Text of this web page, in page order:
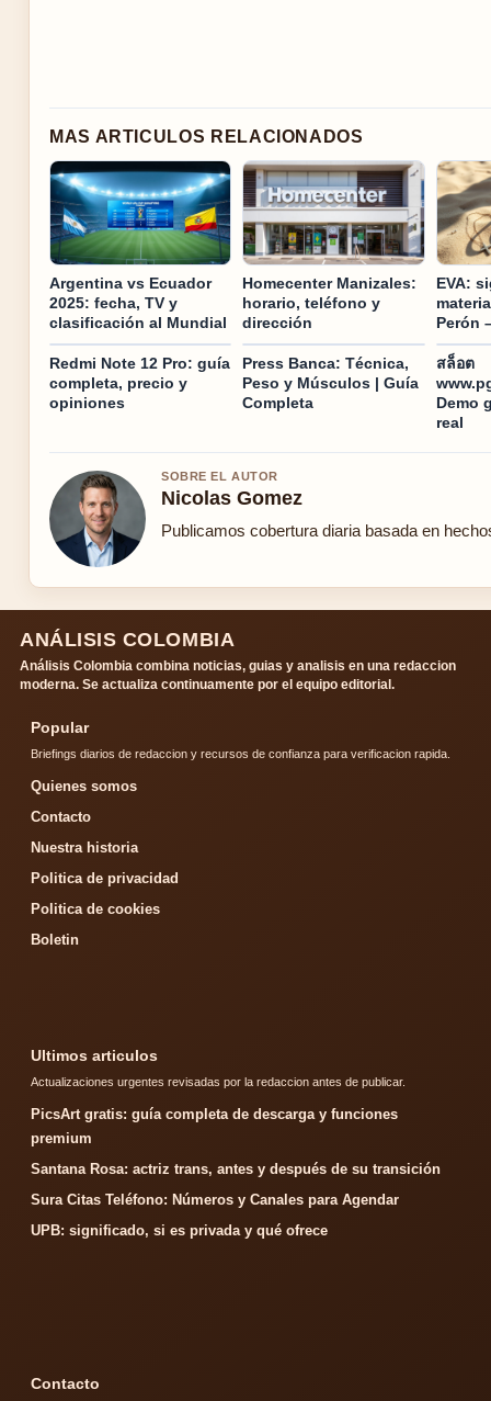
MAS ARTICULOS RELACIONADOS
Argentina vs Ecuador
2025: fecha, TV y
clasificación al Mundial
Homecenter Manizales:
horario, teléfono y
dirección
EVA:
Perón
Redmi Note 12 Pro: guía
completa, precio y
opiniones
Press Banca: Técnica,
Peso y Músculos | Guía
Completa
สล็อต
Demo
real
SOBRE EL AUTOR
Nicolas Gomez
Publicamos cobertura diaria basada en
ANÁLISIS COLOMBIA
Análisis Colombia combina noticias, guias y analisis en una redaccion
moderna. Se actualiza continuamente por el equipo editorial.
Popular
Briefings diarios de redaccion y recursos de confianza para verificacion rapida.
Quienes somos
Contacto
Nuestra historia
Politica de privacidad
Politica de cookies
Boletin
Ultimos articulos
Actualizaciones urgentes revisadas por la redaccion antes de publicar.
PicsArt gratis: guía completa de descarga y funciones
premium
Santana Rosa: actriz trans, antes y después de su transición
Sura Citas Teléfono: Números y Canales para Agendar
UPB: significado, si es privada y qué ofrece
Contacto